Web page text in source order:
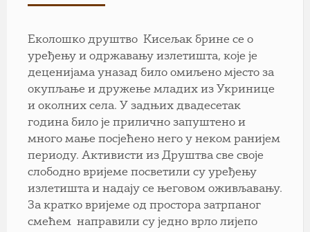
Еколошко друштво Кисељак брине се о
уређењу и одржавању излетишта, које је
деценијама уназад било омиљено мјесто за
окупљање и дружење младих из Укринице
и околних села. У задњих двадесетак
година било је прилично запуштено и
много мање посјећено него у неком ранијем
периоду. Активисти из Друштва све своје
слободно вријеме посветили су уређењу
излетишта и надају се његовом оживљавању.
За кратко вријеме од простора затрпаног
смећем направили су једно врло лијепо